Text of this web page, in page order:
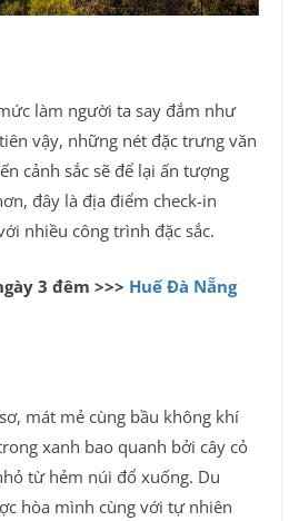
làm người ta say đắm như
vậy, những nét đặc trưng văn
cảnh sắc sẽ để lại ấn tượng
đây là địa điểm check-in
nhiều công trình đặc sắc.
3 đêm >>> Huế Đà Nẵng
mát mẻ cùng bầu không khí
xanh bao quanh bởi cây cỏ
từ hẻm núi đổ xuống. Du
hòa mình cùng với tự nhiên